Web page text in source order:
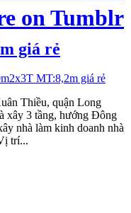
giá rẻ
Thiều, quận Long
xây 3 tầng, hướng Đông
nhà làm kinh doanh nhà
trí...